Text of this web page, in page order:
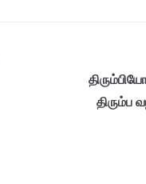
திரும்ப